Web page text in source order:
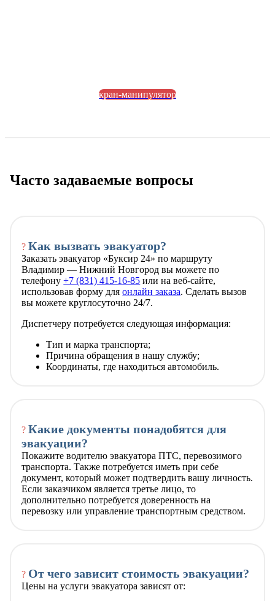
кран-манипулятор
Часто задаваемые вопросы
? Как вызвать эвакуатор?
Заказать эвакуатор «Буксир 24» по маршруту
Владимир — Нижний Новгород вы можете по
телефону+7 (831) 415-16-85 или на веб-сайте,
использовав форму дляонлайн заказа. Сделать вызов
вы можете круглосуточно 24/7.
Диспетчеру потребуется следующая информация:
Тип и марка транспорта;
Причина обращения в нашу службу;
Координаты, где находиться автомобиль.
? Какие документы понадобятся для
эвакуации?
Покажите водителю эвакуатора ПТС, перевозимого
транспорта. Также потребуется иметь при себе
документ, который может подтвердить вашу личность.
Если заказчиком является третье лицо, то
дополнительно потребуется доверенность на
перевозку или управление транспортным средством.
? От чего зависит стоимость эвакуации?
Цены на услуги эвакуатора зависят от: